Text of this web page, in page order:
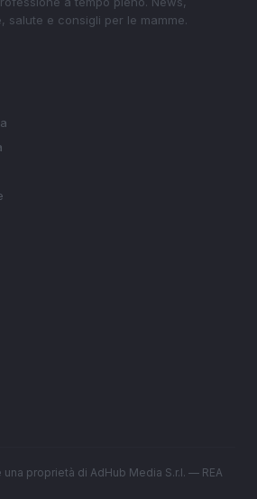
salute e consigli per le mamme.
proprietà di AdHub Media S.r.l. — REA